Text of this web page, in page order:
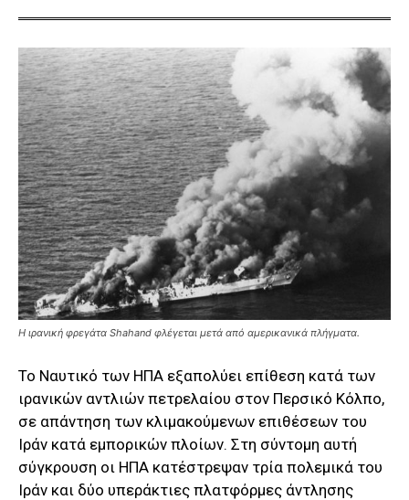
Η ιρανική φρεγάτα Shahand φλέγεται μετά από αμερικανικά πλήγματα.
Το Ναυτικό των ΗΠΑ εξαπολύει επίθεση κατά των
ιρανικών αντλιών πετρελαίου στον Περσικό Κόλπο,
σε απάντηση των κλιμακούμενων επιθέσεων του
Ιράν κατά εμπορικών πλοίων. Στη σύντομη αυτή
σύγκρουση οι ΗΠΑ κατέστρεψαν τρία πολεμικά του
Ιράν και δύο υπεράκτιες πλατφόρμες άντλησης